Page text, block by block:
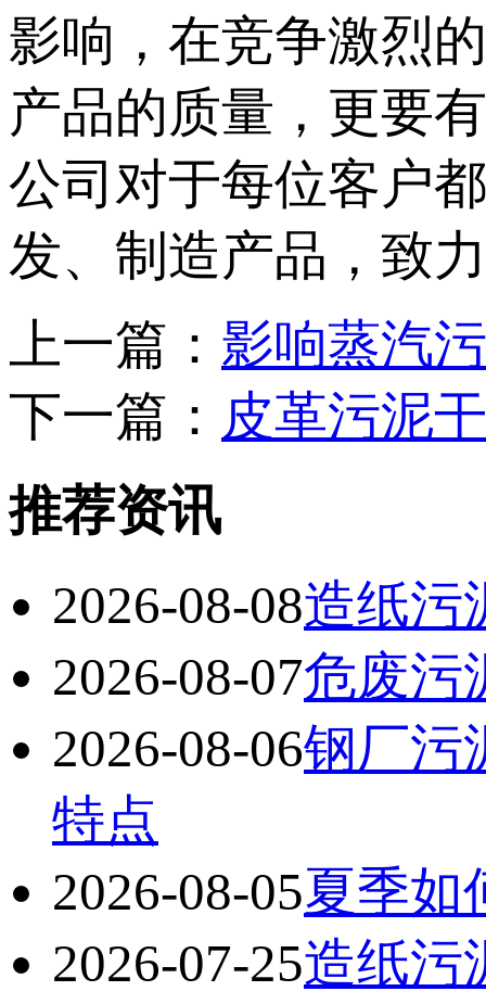
影响，在竞争激烈
产品的质量，更要
公司对于每位客户
发、制造产品，致
上一篇： 影响蒸汽
下一篇： 皮革污泥
推荐资讯
2026-08-08造纸污
2026-08-07危废污
2026-08-06钢厂污
特点
2026-08-05夏季如
2026-07-25造纸污